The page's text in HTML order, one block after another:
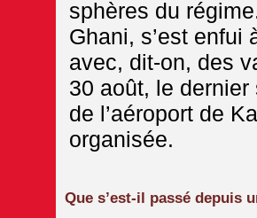
sphères du
Ghani, s’est enfui
avec, dit-on, des
30 août, le
de l’aéroport de
organisée.
Que s’est-il passé depuis